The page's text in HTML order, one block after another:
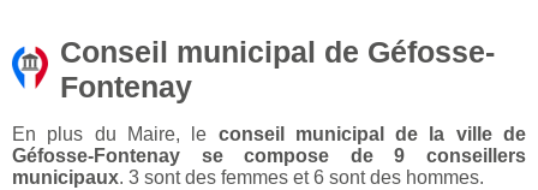
Conseil municipal de Géfosse-
Fontenay
En plus du Maire, le conseil municipal de la ville de
Géfosse-Fontenay se compose de 9 conseillers
municipaux. 3 sont des femmes et 6 sont des hommes.